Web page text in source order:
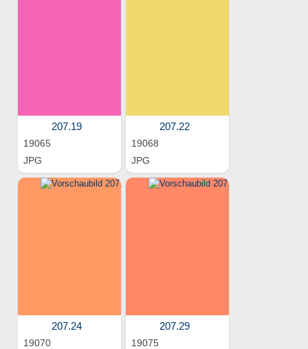
207.19
19065
JPG
207.22
19068
JPG
207.24
19070
207.29
19075